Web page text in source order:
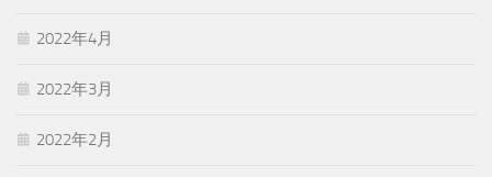
2022年4月
2022年3月
2022年2月